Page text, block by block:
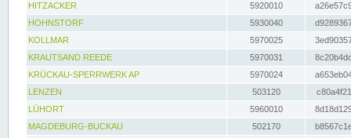
HITZACKER
5920010
HOHNSTORF
5930040
KOLLMAR
5970025
KRAUTSAND REEDE
5970031
KRÜCKAU-SPERRWERK AP
5970024
LENZEN
503120
LÜHORT
5960010
MAGDEBURG-BUCKAU
502170